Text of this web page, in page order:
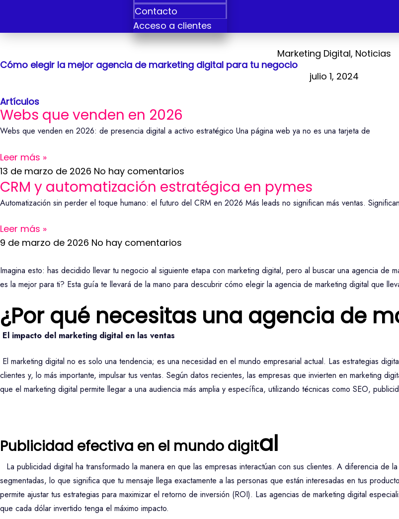
Contacto
Acceso a clientes
Marketing Digital, Noticias
Cómo elegir la mejor agencia de marketing digital para tu negocio
julio 1, 2024
Artículos
Webs que venden en 2026
Webs que venden en 2026: de presencia digital a activo estratégico Una página web ya no es una tarjeta de
Leer más »
13 de marzo de 2026 No hay comentarios
CRM y automatización estratégica en pymes
Automatización sin perder el toque humano: el futuro del CRM en 2026 Más leads no significan más ventas.
Leer más »
9 de marzo de 2026 No hay comentarios
Imagina esto: has decidido llevar tu negocio al siguiente etapa con marketing digital, pero al buscar una agencia de
es la mejor para ti? Esta guía te llevará de la mano para descubrir cómo elegir la agencia de marketing digital que
¿Por qué necesitas una agencia de
El impacto del marketing digital en las ventas
El marketing digital no es solo una tendencia; es una necesidad en el mundo empresarial actual. Las estrategias
clientes y, lo más importante, impulsar tus ventas. Según datos recientes, las empresas que invierten en marketing
que el marketing digital permite llegar a una audiencia más amplia y específica, utilizando técnicas como SEO,
Publicidad efectiva en el mundo digital
La publicidad digital ha transformado la manera en que las empresas interactúan con sus clientes. A diferencia de
segmentadas, lo que significa que tu mensaje llega exactamente a las personas que están interesadas en tus
permite ajustar tus estrategias para maximizar el retorno de inversión (ROI). Las agencias de marketing digital
que cada dólar invertido tenga el máximo impacto.